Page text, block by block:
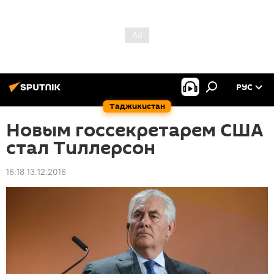
Таджикистан
РУС
Новым госсекретарем США
стал Тиллерсон
16:18 13.12.2016